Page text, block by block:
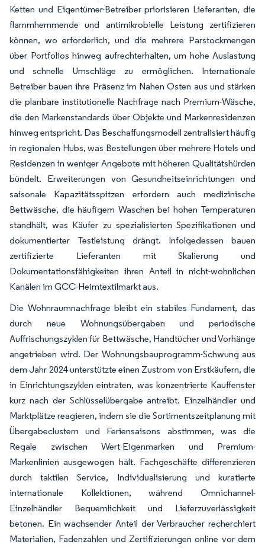
Ketten und Eigentümer-Betreiber priorisieren Lieferanten, die
flammhemmende und antimikrobielle Leistung zertifizieren
können, wo erforderlich, und die mehrere Parstockmengen
über Portfolios hinweg aufrechterhalten, um hohe Auslastung
und schnelle Umschläge zu ermöglichen. Internationale
Betreiber bauen ihre Präsenz im Nahen Osten aus und stärken
die planbare institutionelle Nachfrage nach Premium-Wäsche,
die den Markenstandards über Objekte und Markenresidenzen
hinweg entspricht. Das Beschaffungsmodell zentralisiert häufig
in regionalen Hubs, was Bestellungen über mehrere Hotels und
Residenzen in weniger Angebote mit höheren Qualitätshürden
bündelt. Erweiterungen von Gesundheitseinrichtungen und
saisonale Kapazitätsspitzen erfordern auch medizinische
Bettwäsche, die häufigem Waschen bei hohen Temperaturen
standhält, was Käufer zu spezialisierten Spezifikationen und
dokumentierter Testleistung drängt. Infolgedessen bauen
zertifizierte Lieferanten mit Skalierung und
Dokumentationsfähigkeiten ihren Anteil in nicht-wohnlichen
Kanälen im GCC-Heimtextilmarkt aus.
Die Wohnraumnachfrage bleibt ein stabiles Fundament, das
durch neue Wohnungsübergaben und periodische
Auffrischungszyklen für Bettwäsche, Handtücher und Vorhänge
angetrieben wird. Der Wohnungsbauprogramm-Schwung aus
dem Jahr 2024 unterstützte einen Zustrom von Erstkäufern, die
in Einrichtungszyklen eintraten, was konzentrierte Kauffenster
kurz nach der Schlüsselübergabe antreibt. Einzelhändler und
Marktplätze reagieren, indem sie die Sortimentszeitplanung mit
Übergabeclustern und Feriensaisons abstimmen, was die
Regale zwischen Wert-Eigenmarken und Premium-
Markenlinien ausgewogen hält. Fachgeschäfte differenzieren
durch taktilen Service, Individualisierung und kuratierte
internationale Kollektionen, während Omnichannel-
Einzelhändler Bequemlichkeit und Lieferzuverlässigkeit
betonen. Ein wachsender Anteil der Verbraucher recherchiert
Materialien, Fadenzahlen und Zertifizierungen online vor dem